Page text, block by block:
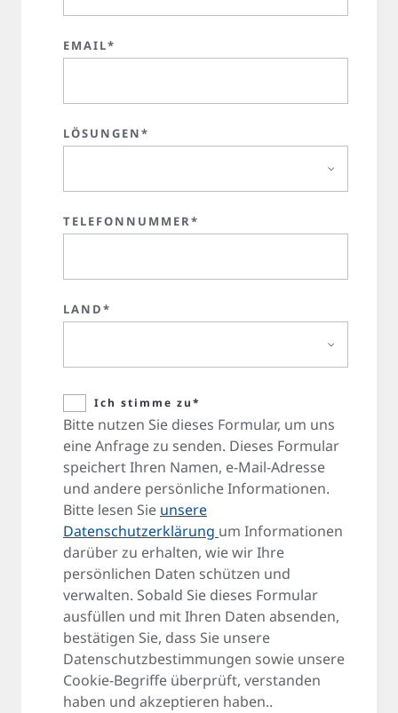
EMAIL*
LÖSUNGEN*
TELEFONNUMMER*
LAND*
Ich stimme zu*
Bitte nutzen Sie dieses Formular, um uns
eine Anfrage zu senden. Dieses Formular
speichert Ihren Namen, e-Mail-Adresse
und andere persönliche Informationen.
Bitte lesen Sie unsere
Datenschutzerklärung um Informationen
darüber zu erhalten, wie wir Ihre
persönlichen Daten schützen und
verwalten. Sobald Sie dieses Formular
ausfüllen und mit Ihren Daten absenden,
bestätigen Sie, dass Sie unsere
Datenschutzbestimmungen sowie unsere
Cookie-Begriffe überprüft, verstanden
haben und akzeptieren haben..